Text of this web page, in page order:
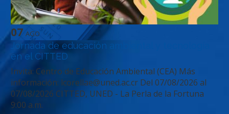
07 AGO
Jornada de educación ambiental y tecnología
en el CITTED
Invita: Centro de Educación Ambiental (CEA) Más
información: lcorellae@uned.ac.cr Del 07/08/2026 al
07/08/2026 CITTED, UNED - La Perla de la Fortuna
9:00 a.m.